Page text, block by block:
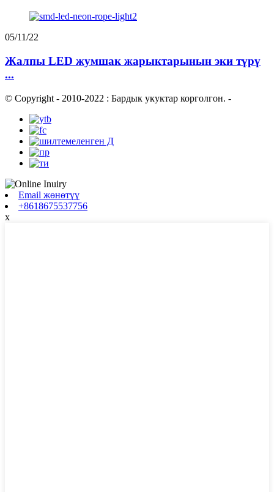
05/11/22
Жалпы LED жумшак жарыктарынын эки түрү
...
© Copyright - 2010-2022 : Бардык укуктар корголгон. -
Email жөнөтүү
+8618675537756
x